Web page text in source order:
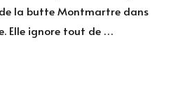
la butte Montmartre dans
Elle ignore tout de …